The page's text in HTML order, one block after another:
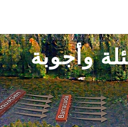
وأجوبة